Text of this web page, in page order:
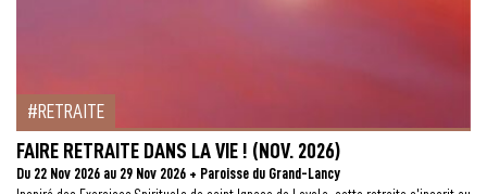
RETRAITE
FAIRE RETRAITE DANS LA VIE ! (NOV. 2026)
Du 22 Nov 2026 au 29 Nov 2026 + Paroisse du Grand-Lancy